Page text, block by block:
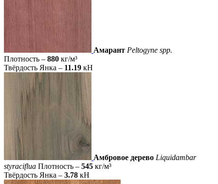
Амарант Peltogyne spp.
Плотность – 880 кг/м³
Твёрдость Янка – 11.19 кН
Амбровое дерево Liquidambar
styraciflua Плотность – 545 кг/м³
Твёрдость Янка – 3.78 кН